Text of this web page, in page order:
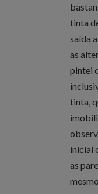
tinta
saída
as
pintei
tinta,
inicial
as